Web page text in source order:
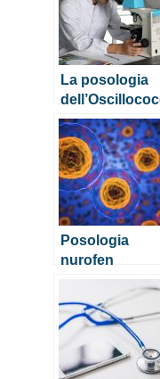
La posologia
inum per
bambini e
neonati
Posologia
nurofen
bambini